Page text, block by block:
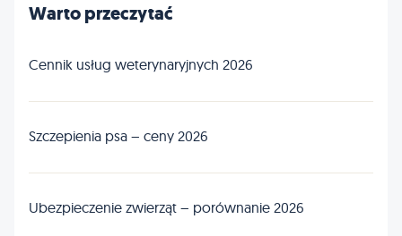
Warto przeczytać
Cennik usług weterynaryjnych 2026
Szczepienia psa – ceny 2026
Ubezpieczenie zwierząt – porównanie 2026